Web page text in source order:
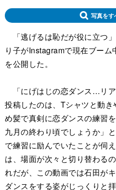
写真をす
「逃げるは恥だが役に立つ
り子がInstagramで現在ブー
を公開した。
「にげはじの恋ダンス…リ
投稿したのは、Tシャツと動
め髪で真剣に恋ダンスの練習
九月の終わり頃でしょうか」
で練習に励んでいたことが伺
は、場面が次々と切り替わる
れだが、この動画では石田が
ダンスをする姿がじっくりと拝